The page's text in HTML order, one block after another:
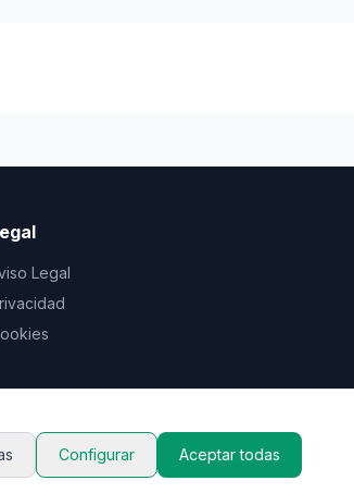
Legal
Configurar Aceptar todas